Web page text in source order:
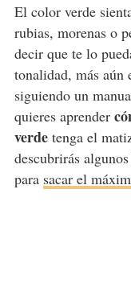
El color verde
rubias, morenas o
decir que te lo
tonalidad, más aún
siguiendo un
quieres aprender
verdetenga el
descubrirás algunos
para sacar el